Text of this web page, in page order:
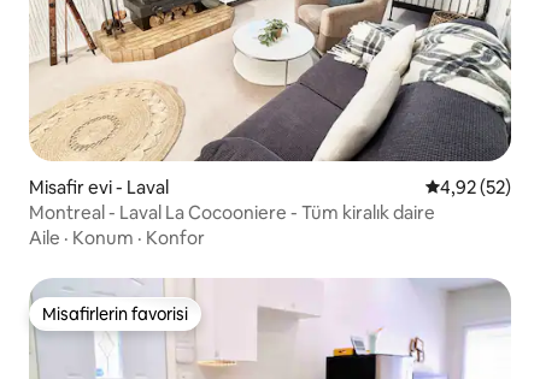
Misafir evi - Laval 5 üzerinden
4,92 (52)
Montreal - Laval La Cocooniere - Tüm kiralık daire
Aile · Konum · Konfor
Misafirlerin favorisi
Misafirlerin favorisi